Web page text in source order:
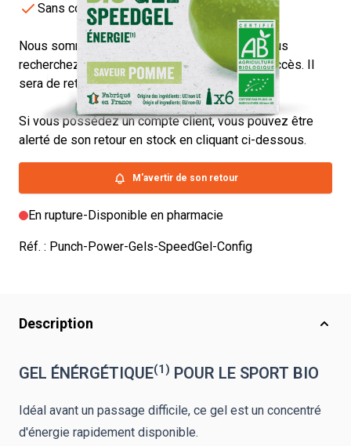
Sans colorant ni conservateur
Nous sommes désolés, mais le produit que vous
recherchez est actuellement victime de son succès. Il
sera de retour très bientôt !
Si vous possédez un compte client, vous pouvez être
alerté de son retour en stock en cliquant ci-dessous.
M'avertir de son retour
En rupture-Disponible en pharmacie
Réf. : Punch-Power-Gels-SpeedGel-Config
Description
GEL ÉNÉRGÉTIQUE(1) POUR LE SPORT BIO
Idéal avant un passage difficile, ce gel est un concentré
d'énergie rapidement disponible.